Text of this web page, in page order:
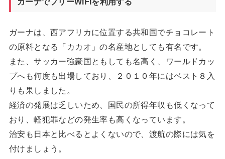
ガーナでフリーWiFiを利用する
ガーナは、西アフリカに位置する共和国でチョコレート
の原料となる「カカオ」の名産地としても有名です。
また、サッカー強豪国ともしても名高く、ワールドカッ
プへも何度も出場しており、２０１０年にはベスト８入
りも果しました。
経済の発展は乏しいため、国民の所得年収も低くなって
おり、軽犯罪などの発生率も高くなっています。
治安も日本と比べるとよくないので、渡航の際には気を
付けましょう。